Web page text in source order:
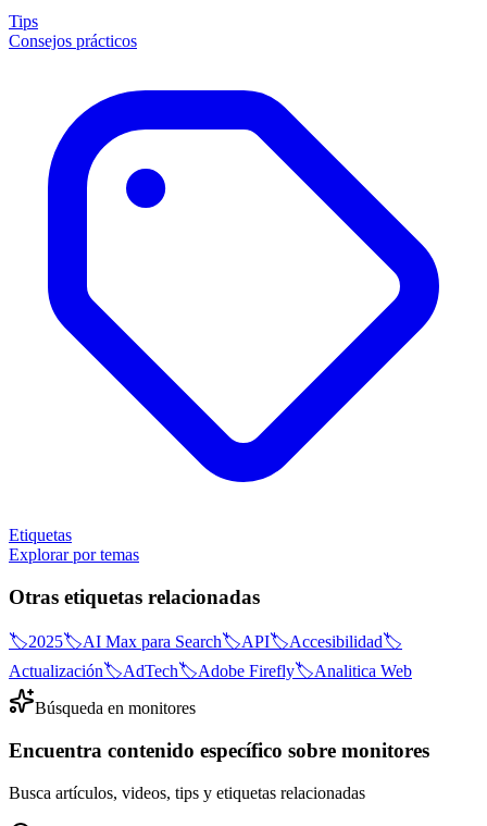
Tips
Consejos prácticos
Etiquetas
Explorar por temas
Otras etiquetas relacionadas
🏷️2025🏷️AI Max para Search🏷️API🏷️Accesibilidad🏷️
Actualización🏷️AdTech🏷️Adobe Firefly🏷️Analitica Web
Búsqueda en monitores
Encuentra contenido específico sobre monitores
Busca artículos, videos, tips y etiquetas relacionadas